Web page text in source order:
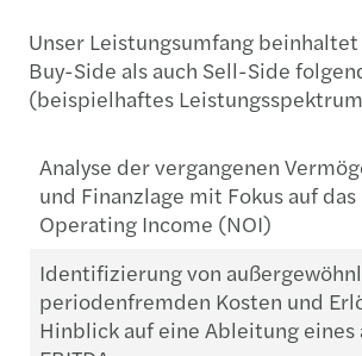
Unser Leistungsumfang
Buy-Side als auch Sell-Side
(beispielhaftes
Analyse der vergangenen
und Finanzlage mit Fokus auf
Operating Income (NOI)
Identifizierung von
periodenfremden Kosten und
Hinblick auf eine Ableitung